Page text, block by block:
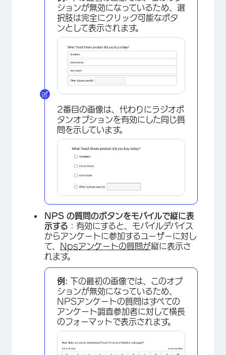
×
×
ションが無効になっているため、選
択肢は完全にクリック可能なボタ
ンとして表示されます。
2番目の画像は、代わりにラジオボ
タンオプションを有効にした同じ質
問を示しています。
NPS の質問のボタンをモバイルで縦に表
示する ：有効にすると、モバイルデバイス
からアンケートに参加するユーザーに対し
て、
Npsアンケートの質問が縦に表示さ
れます。
例: 下の最初の画像では、このオプ
ションが無効になっているため、
NPSアンケートの質問はすべての
アンケート調査参加者に対して横長
のフォーマットで表示されます。